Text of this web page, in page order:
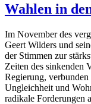
Wahlen in
Im November des
Geert Wilders und
der Stimmen zur
Zeiten des sinkenden
Regierung,
Ungleichheit und
radikale Forderungen